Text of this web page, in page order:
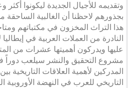
وتقديمه للأجيال الجديدة ليكونوا أكثر
بجذورهم لاحظنا أن الغالبية الساحقة
هذا التراث المخزون في مكتباتهم
النادرة من العملات العربية في
عليها ويدركون أهميتها عشرات من
مشروع التحقيق والنشر سيلعب دوراً
المدركين لأهمية العلاقات التاريخية
التاريخي للعرب في النهضة الأوروبية